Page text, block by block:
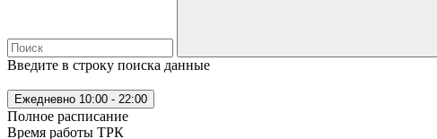
Введите в строку поиска данные
Ежедневно 10:00 - 22:00
Полное расписание
Время работы ТРК